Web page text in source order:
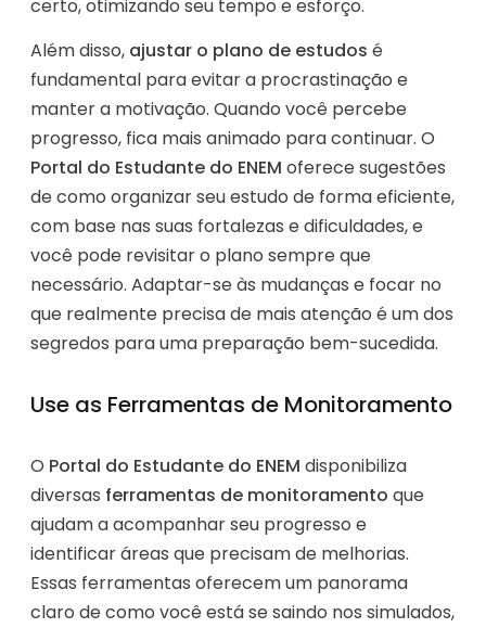
certo, otimizando seu tempo e esforço.
Além disso, ajustar o plano de estudos é
fundamental para evitar a procrastinação e
manter a motivação. Quando você percebe
progresso, fica mais animado para continuar. O
Portal do Estudante do ENEM oferece sugestões
de como organizar seu estudo de forma eficiente,
com base nas suas fortalezas e dificuldades, e
você pode revisitar o plano sempre que
necessário. Adaptar-se às mudanças e focar no
que realmente precisa de mais atenção é um dos
segredos para uma preparação bem-sucedida.
Use as Ferramentas de Monitoramento
O Portal do Estudante do ENEM disponibiliza
diversas ferramentas de monitoramento que
ajudam a acompanhar seu progresso e
identificar áreas que precisam de melhorias.
Essas ferramentas oferecem um panorama
claro de como você está se saindo nos simulados,